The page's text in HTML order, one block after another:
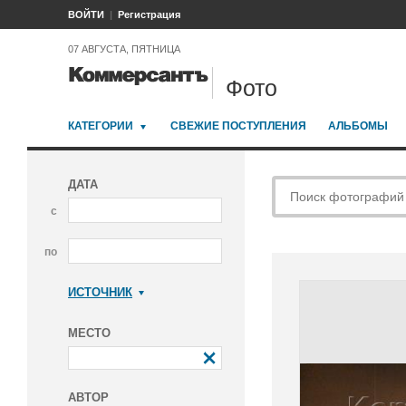
ВОЙТИ Регистрация
07 АВГУСТА, ПЯТНИЦА
Фото
КАТЕГОРИИ СВЕЖИЕ ПОСТУПЛЕНИЯ АЛЬБОМЫ
ДАТА
с
по
ИСТОЧНИК
МЕСТО
АВТОР